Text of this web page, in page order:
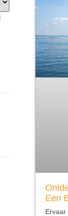
Een